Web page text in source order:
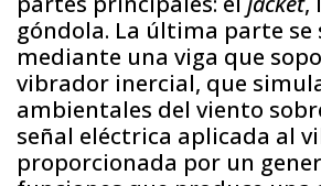
góndola. La última parte se
mediante una viga que
vibrador inercial, que
ambientales del viento
señal eléctrica aplicada al
proporcionada por un